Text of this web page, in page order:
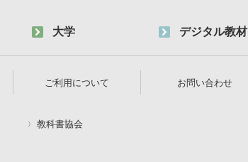
大学 デジタル教材
ご利用について お問い合わせ
教科書協会